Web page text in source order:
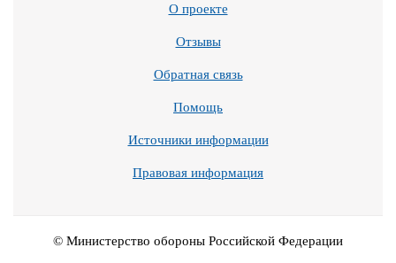
О проекте
Отзывы
Обратная связь
Помощь
Источники информации
Правовая информация
© Министерство обороны Российской Федерации